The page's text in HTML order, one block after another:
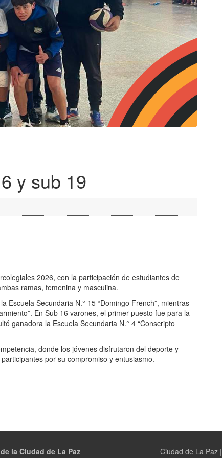
y sub 19
2026, con la participación de estudiantes de
ramas, femenina y masculina.
Escuela Secundaria N.° 15 “Domingo French”, mientras
En Sub 16 varones, el primer puesto fue para la
ganadora la Escuela Secundaria N.° 4 “Conscripto
donde los jóvenes disfrutaron del deporte y
por su compromiso y entusiasmo.
la Ciudad de La Paz Ciudad de La Paz |